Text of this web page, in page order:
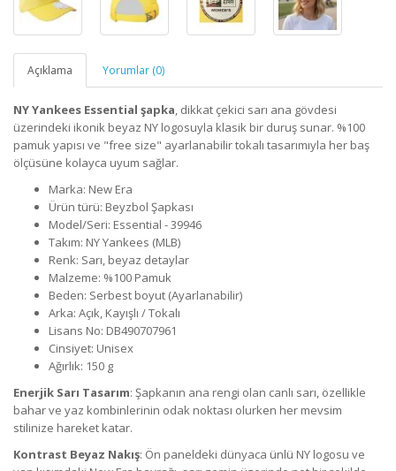
Açıklama Yorumlar (0)
NY Yankees Essential şapka, dikkat çekici sarı ana gövdesi
üzerindeki ikonik beyaz NY logosuyla klasik bir duruş sunar. %100
pamuk yapısı ve "free size" ayarlanabilir tokalı tasarımıyla her baş
ölçüsüne kolayca uyum sağlar.
Marka: New Era
Ürün türü: Beyzbol Şapkası
Model/Seri: Essential - 39946
Takım: NY Yankees (MLB)
Renk: Sarı, beyaz detaylar
Malzeme: %100 Pamuk
Beden: Serbest boyut (Ayarlanabilir)
Arka: Açık, Kayışlı / Tokalı
Lisans No: DB490707961
Cinsiyet: Unisex
Ağırlık: 150 g
Enerjik Sarı Tasarım: Şapkanın ana rengi olan canlı sarı, özellikle
bahar ve yaz kombinlerinin odak noktası olurken her mevsim
stilinize hareket katar.
Kontrast Beyaz Nakış: Ön paneldeki dünyaca ünlü NY logosu ve